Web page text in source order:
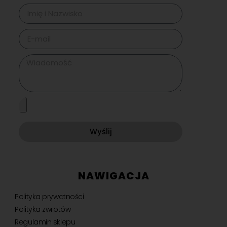
Wyślij
NAWIGACJA
Polityka prywatności
Polityka zwrotów
Regulamin sklepu